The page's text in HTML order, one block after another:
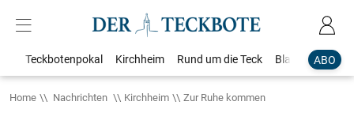
ABO
Teckbotenpokal Kirchheim Rund um die Teck Blaulicht
Home Nachrichten Kirchheim Zur Ruhe kommen